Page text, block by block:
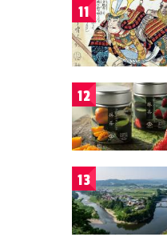
11
12
13